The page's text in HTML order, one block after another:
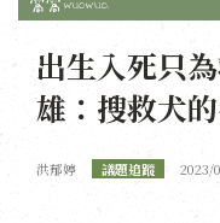
出生入死只
雄：搜救犬
洪郁婷 議題追蹤 2023/